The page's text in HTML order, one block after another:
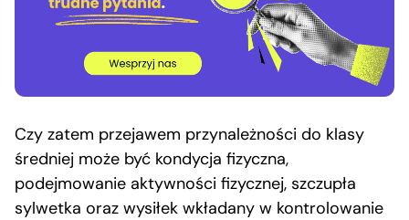
Czy zatem przejawem przynależności do klasy
średniej może być kondycja fizyczna,
podejmowanie aktywności fizycznej, szczupła
sylwetka oraz wysiłek wkładany w kontrolowanie